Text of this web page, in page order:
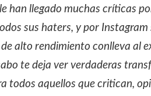
han llegado muchas críticas
sus haters, y por
alto rendimiento conlleva al
te deja ver verdaderas
todos aquellos que critican,